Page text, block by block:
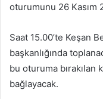
oturumunu 26 Kasım
Saat 15.00’te Keşan
başkanlığında
bu oturuma bırakılan
bağlayacak.